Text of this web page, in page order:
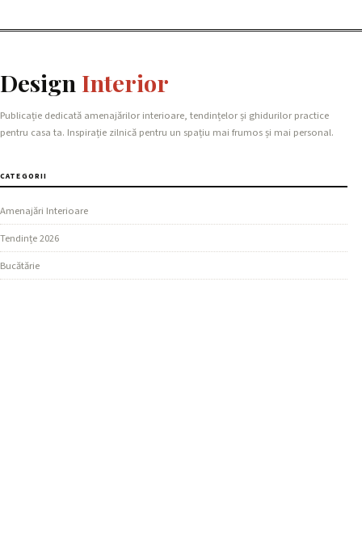
Design Interior
Publicație dedicată amenajărilor interioare, tendințelor și ghidurilor practice
pentru casa ta. Inspirație zilnică pentru un spațiu mai frumos și mai personal.
CATEGORII
Amenajări Interioare
Tendințe 2026
Bucătărie